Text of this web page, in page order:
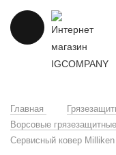
Главная
Ворсовые
Сервисный ковер